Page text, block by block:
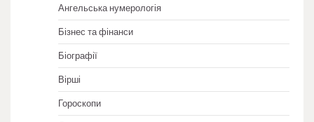
Ангельська нумерологія
Бізнес та фінанси
Біографії
Вірші
Гороскопи